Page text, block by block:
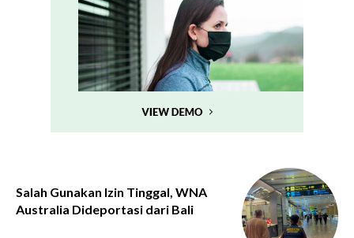
Salah Gunakan Izin Tinggal, WNA
Australia Dideportasi dari Bali